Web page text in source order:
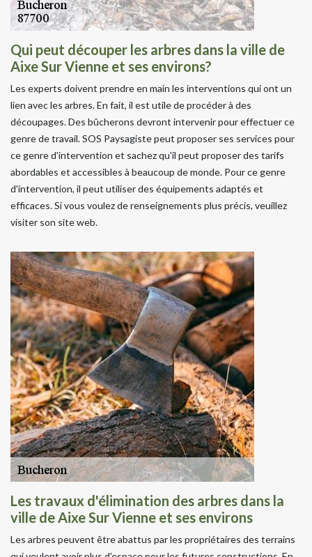
Qui peut découper les arbres dans la ville de
Aixe Sur Vienne et ses environs?
Les experts doivent prendre en main les interventions qui ont un
lien avec les arbres. En fait, il est utile de procéder à des
découpages. Des bûcherons devront intervenir pour effectuer ce
genre de travail. SOS Paysagiste peut proposer ses services pour
ce genre d'intervention et sachez qu'il peut proposer des tarifs
abordables et accessibles à beaucoup de monde. Pour ce genre
d'intervention, il peut utiliser des équipements adaptés et
efficaces. Si vous voulez de renseignements plus précis, veuillez
visiter son site web.
Les travaux d'élimination des arbres dans la
ville de Aixe Sur Vienne et ses environs
Les arbres peuvent être abattus par les propriétaires des terrains